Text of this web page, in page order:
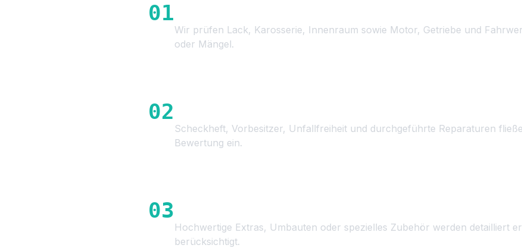
01
Wir prüfen Lack, Karosserie, Innenraum sowie Motor, Getriebe und
oder Mängel.
02
Scheckheft, Vorbesitzer, Unfallfreiheit und durchgeführte Reparaturen
Bewertung ein.
03
Hochwertige Extras, Umbauten oder spezielles Zubehör werden detailliert
berücksichtigt.